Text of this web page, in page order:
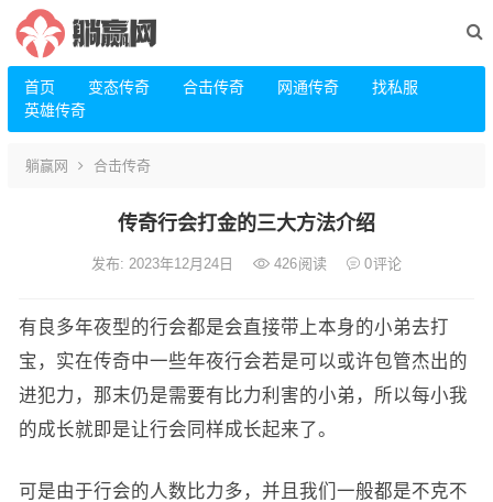
首页 变态传奇 合击传奇 网通传奇
找私服
英雄传奇
躺赢网 合击传奇
传奇行会打金的三大方法介绍
发布: 2023年12月24日 426阅读 0评论
有良多年夜型的行会都是会直接带上本身的小弟去打
宝，实在传奇中一些年夜行会若是可以或许包管杰出的
进犯力，那末仍是需要有比力利害的小弟，所以每小我
的成长就即是让行会同样成长起来了。
可是由于行会的人数比力多，并且我们一般都是不克不